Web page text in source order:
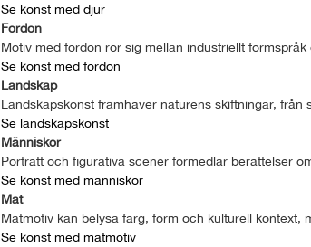
Se konst med djur
Fordon
Motiv med fordon rör sig mellan industriellt
Se konst med fordon
Landskap
Landskapskonst framhäver naturens skiftningar,
Se landskapskonst
Människor
Porträtt och figurativa scener förmedlar berättelser
Se konst med människor
Mat
Matmotiv kan belysa färg, form och kulturell kontext,
Se konst med matmotiv